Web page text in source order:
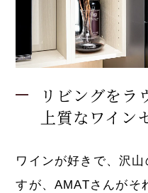
リビングをラ
上質なワイン
ワインが好きで、沢
すが、AMATさんがそ